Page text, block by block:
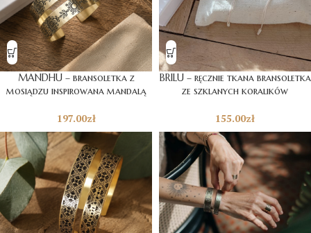
MANDHU – bransoletka z
mosiądzu inspirowana mandalą
197.00zł
BRILU – ręcznie tkana bransoletka
ze szklanych koralików
155.00zł